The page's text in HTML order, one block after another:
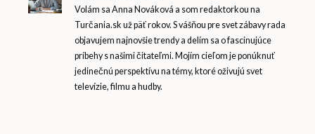
Volám sa Anna Nováková a som redaktorkou na
Turčania.sk už päť rokov. S vášňou pre svet zábavy rada
objavujem najnovšie trendy a delím sa o fascinujúce
príbehy s našimi čitateľmi. Mojím cieľom je ponúknuť
jedinečnú perspektívu na témy, ktoré oživujú svet
televízie, filmu a hudby.